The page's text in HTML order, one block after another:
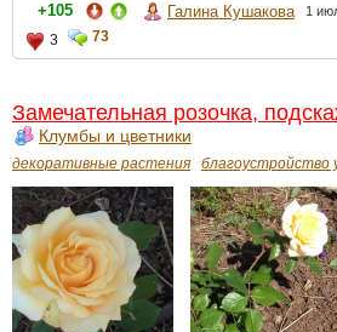
+105 Галина Кушакова 1
3
73
Замечательная розочка,
Клумбы и цветники
декоративные растения благоустройство